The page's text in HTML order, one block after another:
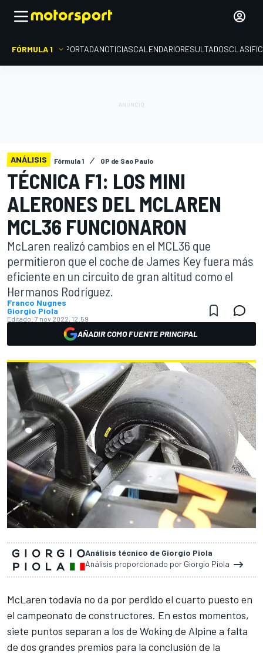
FÓRMULA 1 PORTADANOTICIASCALENDARIORESULTADOS
ANÁLISIS Fórmula 1 GP de Sao Paulo
TÉCNICA F1: LOS MINI
ALERONES DEL MCLAREN
MCL36 FUNCIONARON
McLaren realizó cambios en el MCL36 que
permitieron que el coche de James Key fuera más
eficiente en un circuito de gran altitud como el
Hermanos Rodríguez.
Franco Nugnes
Giorgio Piola
Editado: 7 nov 2022, 12:59
AÑADIR COMO FUENTE PRINCIPAL
Análisis técnico de Giorgio Piola
Análisis proporcionado por Giorgio Piola
McLaren todavía no da por perdido el cuarto puesto en
el campeonato de constructores. En estos momentos,
siete puntos separan a los de Woking de Alpine a falta
de dos grandes premios para la conclusión de la